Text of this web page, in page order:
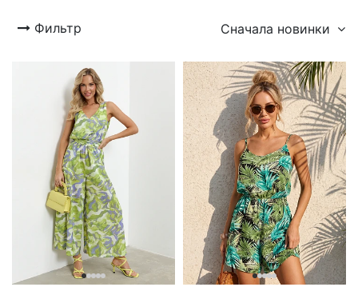
Фильтр Сначала новинки